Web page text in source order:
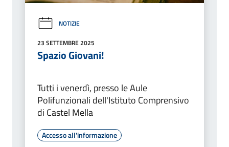
NOTIZIE
23 SETTEMBRE 2025
Spazio Giovani!
Tutti i venerdì, presso le Aule
Polifunzionali dell'Istituto Comprensivo
di Castel Mella
Accesso all'informazione